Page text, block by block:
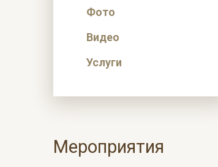
Фото
Видео
Услуги
Мероприятия